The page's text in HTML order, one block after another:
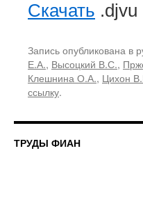
Скачать .djvu
Запись опубликована в
Е.А., Высоцкий В.С.,
Клешнина О.А., Цихон
ссылку.
ТРУДЫ ФИАН